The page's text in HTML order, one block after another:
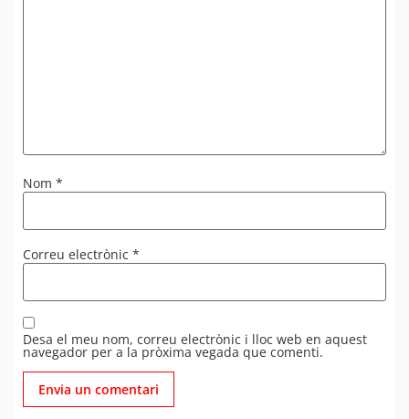
Nom *
Correu electrònic *
Desa el meu nom, correu electrònic i lloc web en aquest
navegador per a la pròxima vegada que comenti.